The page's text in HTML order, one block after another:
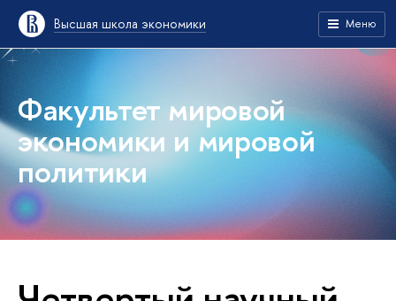
Высшая школа экономики Меню
Факультет мировой
экономики и мировой
политики